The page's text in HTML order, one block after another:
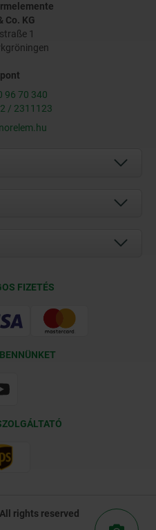
Co. KG
1
96 70 340
/ 2311123
FIZETÉS
rights reserved